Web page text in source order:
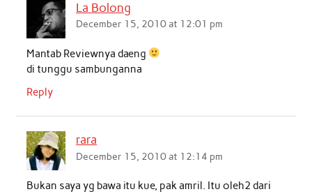
o
o
k
A
p
d
n
La Bolong
December 15, 2010 at 12:01 pm
Mantab Reviewnya daeng
di tunggu sambunganna
Reply
rara
December 15, 2010 at 12:14 pm
Bukan saya yg bawa itu kue, pak amril. Itu oleh2 dari